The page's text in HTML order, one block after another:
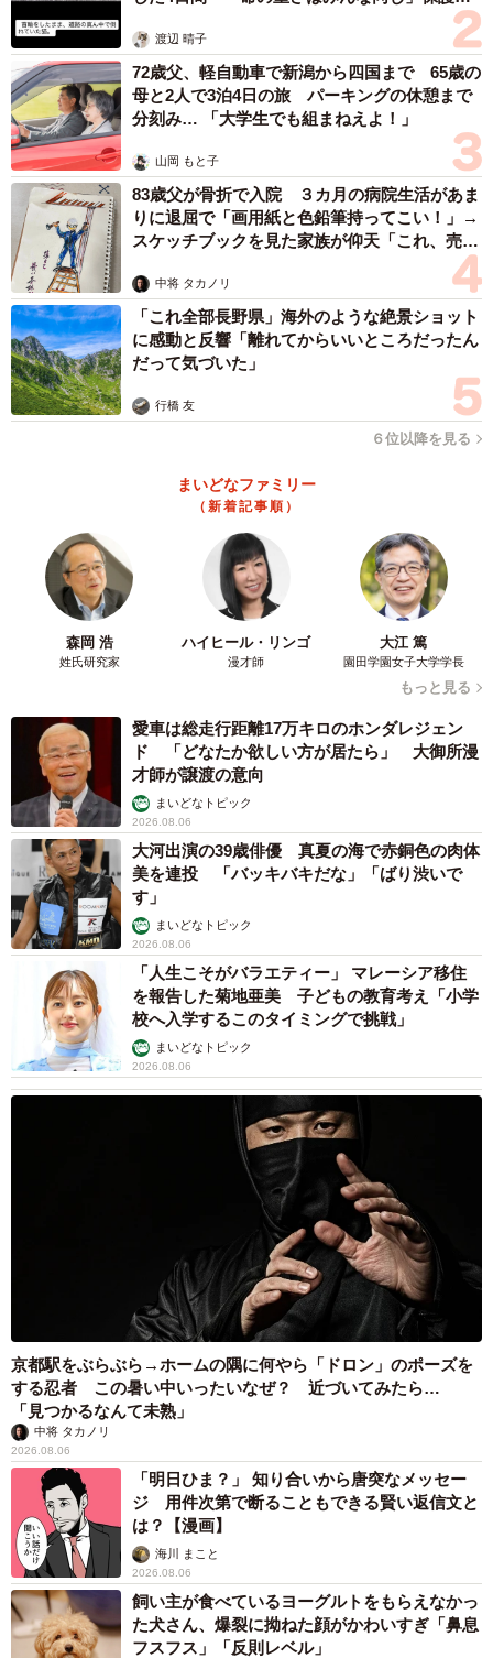
4/4
これまでに営業メールを見て、打ち合わせや商談をしなかった理由（出
典：楽楽メールマーケティング）
他方、打ち合わせ・商談未経験者に「これまでに営業メー
ところ、「知らない企業・担当者からのメールは開かない
（26.5％）、「件名をみて自社には関係のない内容だと感
じた」（23.7％）といった回答が挙がり、「見知らぬ企業
からのメールに対する警戒感」という高い壁があることが
分かります。
しなくても、興味を持って何らかの行動を起こしたことは
ない」（47.4％）とした一方、「サービス名や企業名を検
索エンジンで検索した」（20.2％）、「メール内のリンク
をクリックしてWebサイトを見た」（7.9％）といった回答
も見られ、営業メールは即時のアポ獲得だけが目的ではな
く、認知醸成・関心喚起のタッチポイントとして機能して
いることが示唆されました。
◇ ◇
【出典】
▽楽楽メールマーケティング
渡辺 晴子
72歳父、軽自動車で新潟から四国まで 65歳の
母と2人で3泊4日の旅 パーキングの休憩まで
分刻み… 「大学生でも組まねえよ！」
山岡 もと子
83歳父が骨折で入院 ３カ月の病院生活があま
りに退屈で「画用紙と色鉛筆持ってこい！」→
スケッチブックを見た家族が仰天「これ、売れ
中将 タカノリ
「これ全部長野県」海外のような絶景ショット
に感動と反響「離れてからいいところだったん
だって気づいた」
行橋 友
６位以降を見る
まいどなファミリー
（新着記事順）
森岡 浩
姓氏研究家
ハイヒール・リンゴ
漫才師
大江 篤
園田学園女子大学学長
もっと見る
愛車は総走行距離17万キロのホンダレジェン
ド 「どなたか欲しい方が居たら」 大御所漫
才師が譲渡の意向
まいどなトピック
2026.08.06
大河出演の39歳俳優 真夏の海で赤銅色の肉体
美を連投 「バッキバキだな」「ばり渋いで
す」
まいどなトピック
2026.08.06
「人生こそがバラエティー」 マレーシア移住
を報告した菊地亜美 子どもの教育考え「小学
校へ入学するこのタイミングで挑戦」
まいどなトピック
2026.08.06
京都駅をぶらぶら→ホームの隅に何やら「ドロン」のポーズを
する忍者 この暑い中いったいなぜ？ 近づいてみたら…
「見つかるなんて未熟」
中将 タカノリ
2026.08.06
「明日ひま？」 知り合いから唐突なメッセー
ジ 用件次第で断ることもできる賢い返信文と
は？【漫画】
海川 まこと
2026.08.06
飼い主が食べているヨーグルトをもらえなかっ
た犬さん、爆裂に拗ねた顔がかわいすぎ「鼻息
フスフス」「反則レベル」